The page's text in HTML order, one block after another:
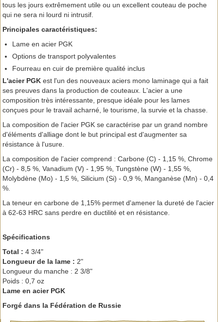
tous les jours extrêmement utile ou un excellent couteau de poche
qui ne sera ni lourd ni intrusif.
Principales caractéristiques:
Lame en acier PGK
Options de transport polyvalentes
Fourreau en cuir de première qualité inclus
L'acier PGKest l'un des nouveaux aciers mono laminage qui a fait
ses preuves dans la production de couteaux. L'acier a une
composition très intéressante, presque idéale pour les lames
conçues pour le travail acharné, le tourisme, la survie et la chasse.
La composition de l'acier PGK se caractérise par un grand nombre
d'éléments d'alliage dont le but principal est d'augmenter sa
résistance à l'usure.
La composition de l'acier comprend : Carbone (C) - 1,15 %, Chrome
(Cr) - 8,5 %, Vanadium (V) - 1,95 %, Tungstène (W) - 1,55 %,
Molybdène (Mo) - 1,5 %, Silicium (Si) - 0,9 %, Manganèse (Mn) - 0,4
%.
La teneur en carbone de 1,15% permet d'amener la dureté de l'acier
à 62-63 HRC sans perdre en ductilité et en résistance.
Spécifications
Total : 4 3/4"
Longueur de la lame : 2"
Longueur du manche : 2 3/8"
Poids : 0,7 oz
Lame en acier PGK
Forgé dans la Fédération de Russie